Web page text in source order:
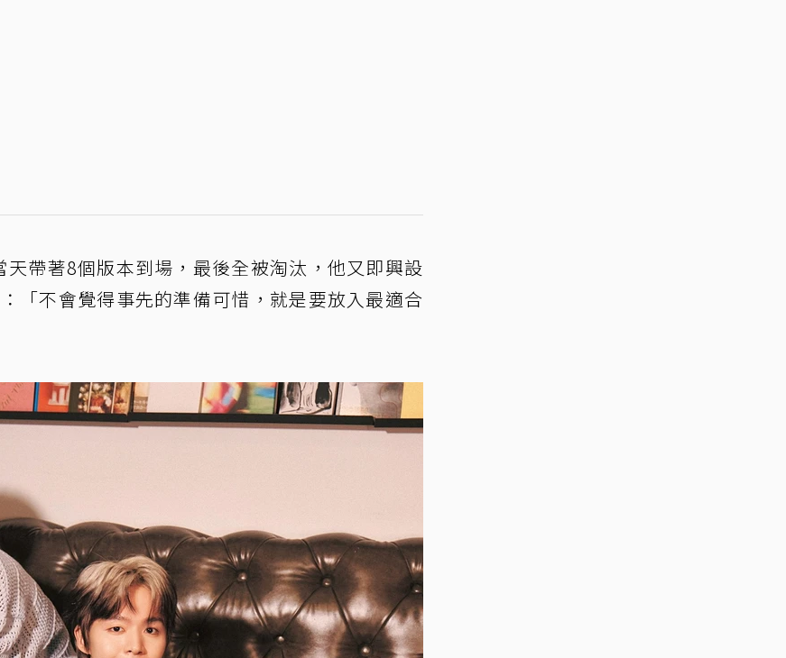
帶著8個版本到場，最後全被淘汰，他又即興設
「不會覺得事先的準備可惜，就是要放入最適合